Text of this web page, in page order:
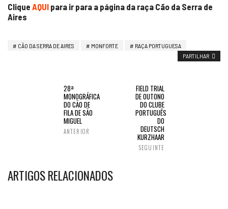
Clique AQUI para ir para a página da raça Cão da Serra de
Aires
CÃO DA SERRA DE AIRES MONFORTE
RAÇA PORTUGUESA
PARTILHAR
28ª
MONOGRÁFICA
DO CÃO DE
FILA DE SÃO
MIGUEL
ANTERIOR
FIELD TRIAL
DE OUTONO
DO CLUBE
PORTUGUÊS
DO
DEUTSCH
KURZHAAR
SEGUINTE
ARTIGOS RELACIONADOS